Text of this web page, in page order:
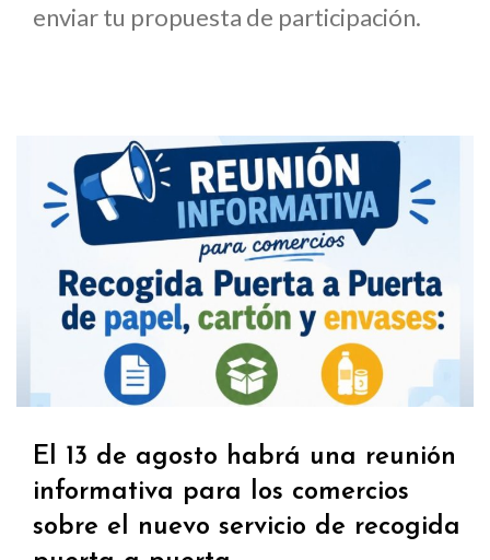
enviar tu propuesta de participación.
El 13 de agosto habrá una reunión
informativa para los comercios
sobre el nuevo servicio de recogida